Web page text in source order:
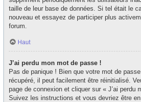
taille de leur base de données. Si tel était le
nouveau et essayez de participer plus
forum.
Haut
J’ai perdu mon mot de passe !
Pas de panique ! Bien que votre mot de
récupéré, il peut facilement être réinitialisé.
page de connexion et cliquer sur « J’ai perdu
Suivez les instructions et vous devriez être